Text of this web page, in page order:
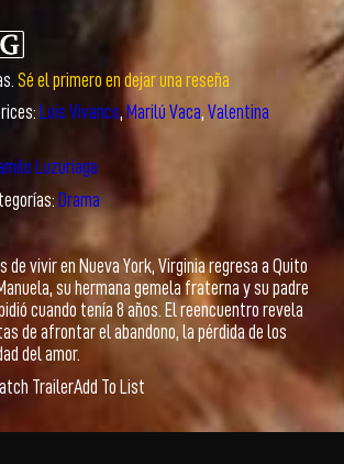
Sé el primero en dejar una reseña
Luis Vivanco, Marilú Vaca, Valentina
Luzuriaga
Drama
de vivir en Nueva York, Virginia regresa a Quito
su hermana gemela fraterna y su padre
cuando tenía 8 años. El reencuentro revela
de afrontar el abandono, la pérdida de los
del amor.
TrailerAdd To List